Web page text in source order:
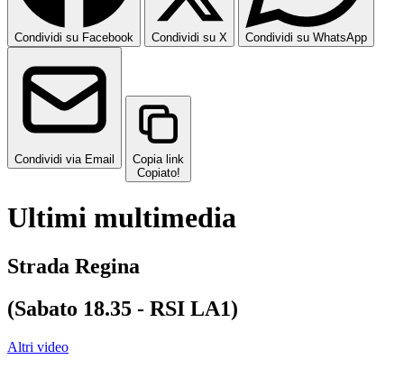
Condividi su Facebook Condividi su X Condividi su WhatsApp
Condividi via Email
Copia link
Copiato!
Ultimi multimedia
Strada Regina
(Sabato 18.35 - RSI LA1)
Altri video